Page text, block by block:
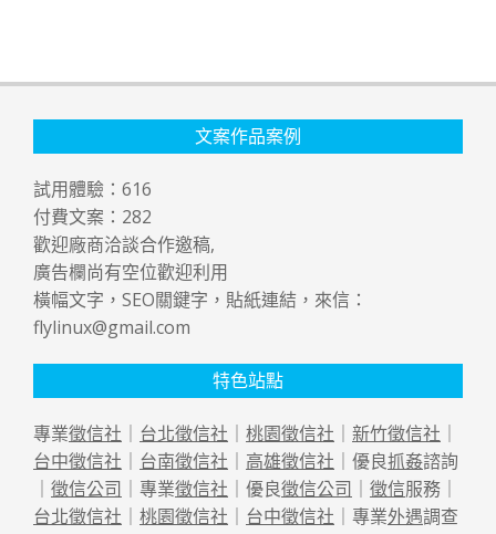
文案作品案例
試用體驗： 616
付費文案： 282
歡迎廠商洽談合作邀稿,
廣告欄尚有空位歡迎利用
橫幅文字，SEO關鍵字，貼紙連結，來信：
flylinux@gmail.com
特色站點
專業徵信社 台北徵信社 桃園徵信社 新竹徵信社
台中徵信社
台南徵信社 高雄徵信社 ｜優良抓姦諮詢
徵信公司 ｜專業徵信社 ｜優良徵信公司 徵信服務｜
台北徵信社
桃園徵信社 台中徵信社 ｜專業外遇調查